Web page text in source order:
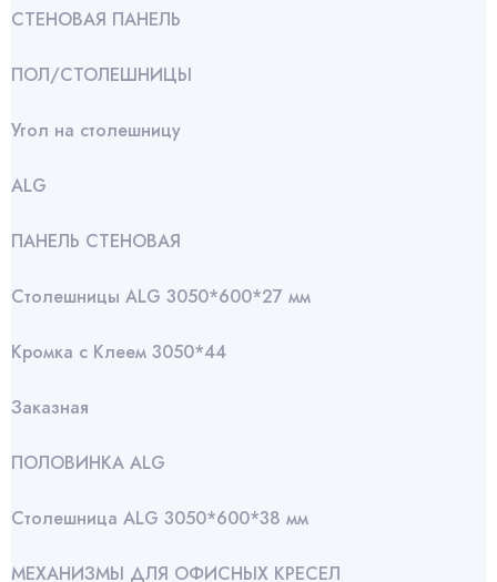
СТЕНОВАЯ ПАНЕЛЬ
ПОЛ/СТОЛЕШНИЦЫ
Угол на столешницу
АLG
ПАНЕЛЬ СТЕНОВАЯ
Столешницы ALG 3050*600*27 мм
Кромка с Клеем 3050*44
Заказная
ПОЛОВИНКА ALG
Столешница ALG 3050*600*38 мм
МЕХАНИЗМЫ ДЛЯ ОФИСНЫХ КРЕСЕЛ